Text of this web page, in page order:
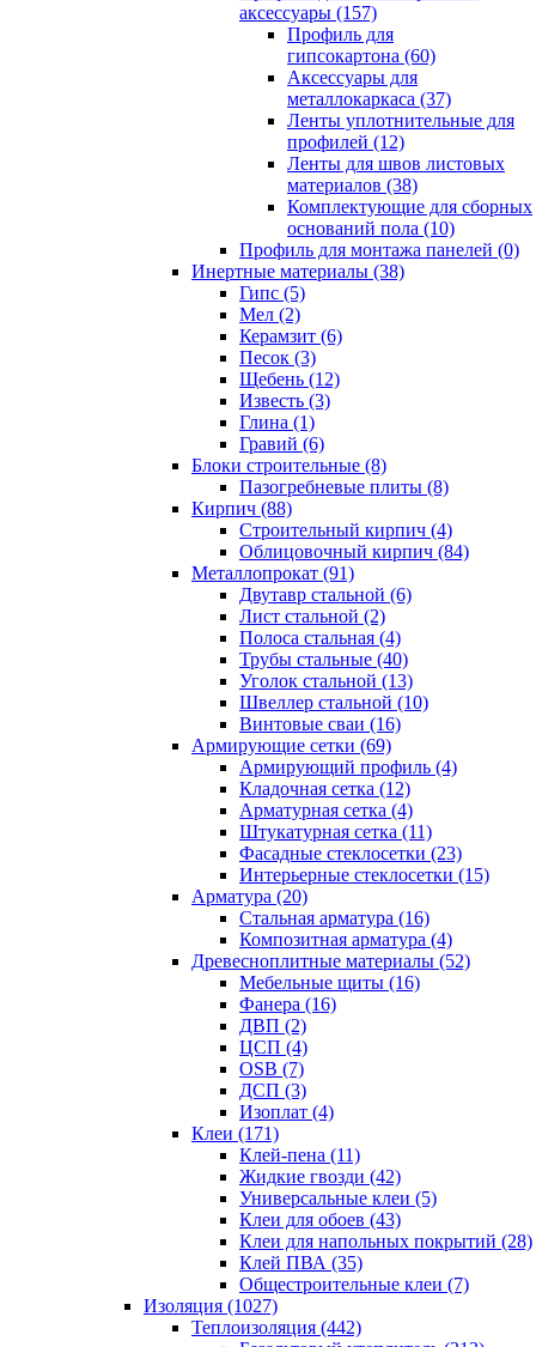
аксессуары (157)
Профиль для
гипсокартона (60)
Аксессуары для
металлокаркаса (37)
Ленты уплотнительные для
профилей (12)
Ленты для швов листовых
материалов (38)
Комплектующие для сборных
оснований пола (10)
Профиль для монтажа панелей (0)
Инертные материалы (38)
Гипс (5)
Мел (2)
Керамзит (6)
Песок (3)
Щебень (12)
Известь (3)
Глина (1)
Гравий (6)
Блоки строительные (8)
Пазогребневые плиты (8)
Кирпич (88)
Строительный кирпич (4)
Облицовочный кирпич (84)
Металлопрокат (91)
Двутавр стальной (6)
Лист стальной (2)
Полоса стальная (4)
Трубы стальные (40)
Уголок стальной (13)
Швеллер стальной (10)
Винтовые сваи (16)
Армирующие сетки (69)
Армирующий профиль (4)
Кладочная сетка (12)
Арматурная сетка (4)
Штукатурная сетка (11)
Фасадные стеклосетки (23)
Интерьерные стеклосетки (15)
Арматура (20)
Стальная арматура (16)
Композитная арматура (4)
Древесноплитные материалы (52)
Мебельные щиты (16)
Фанера (16)
ДВП (2)
ЦСП (4)
OSB (7)
ДСП (3)
Изоплат (4)
Клеи (171)
Клей-пена (11)
Жидкие гвозди (42)
Универсальные клеи (5)
Клеи для обоев (43)
Клеи для напольных покрытий (28)
Клей ПВА (35)
Общестроительные клеи (7)
Изоляция (1027)
Теплоизоляция (442)